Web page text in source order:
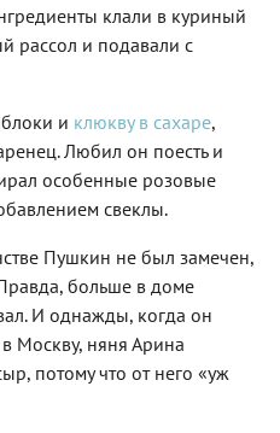
клали в куриный
рассол и подавали с
и клюкву в сахаре,
Любил он поесть и
особенные розовые
свеклы.
Пушкин не был замечен,
больше в доме
И однажды, когда он
Москву, няня Арина
потому что от него «уж